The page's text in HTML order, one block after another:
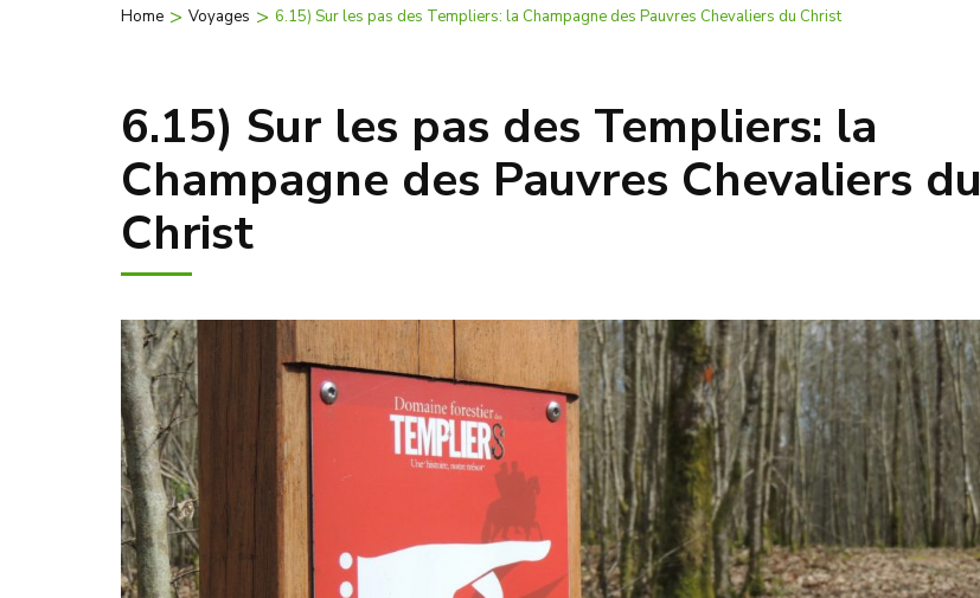
Home > Voyages > 6.15) Sur les pas des Templiers: la Champagne des Pauvres Chevaliers du Christ
6.15) Sur les pas des Templiers: la
Champagne des Pauvres Chevaliers du
Christ